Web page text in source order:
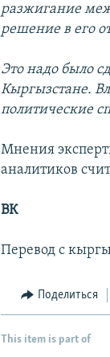
разжигание
решение в его
Это надо было
Кыргызстане.
политические
Мнения
аналитиков
ВК
Перевод с
Поделиться
This item is part of